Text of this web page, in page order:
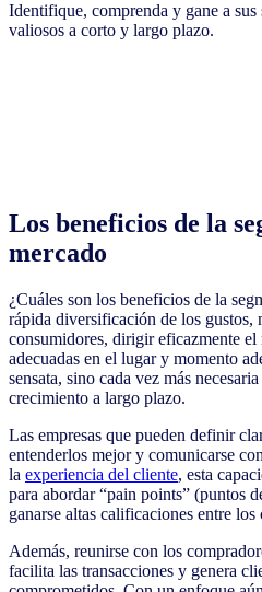
Identifique, comprenda y gane a sus
valiosos a corto y largo plazo.
Los beneficios de la
mercado
¿Cuáles son los beneficios de la
rápida diversificación de los gustos,
consumidores, dirigir eficazmente el
adecuadas en el lugar y momento
sensata, sino cada vez más
crecimiento a largo plazo.
Las empresas que pueden definir
entenderlos mejor y comunicarse
la experiencia del cliente, esta
para abordar “pain points” (puntos
ganarse altas calificaciones entre los
Además, reunirse con los
facilita las transacciones y genera